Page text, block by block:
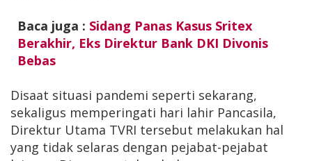
Baca juga : Sidang Panas Kasus Sritex
Berakhir, Eks Direktur Bank DKI Divonis
Bebas
Disaat situasi pandemi seperti sekarang,
sekaligus memperingati hari lahir Pancasila,
Direktur Utama TVRI tersebut melakukan hal
yang tidak selaras dengan pejabat-pejabat